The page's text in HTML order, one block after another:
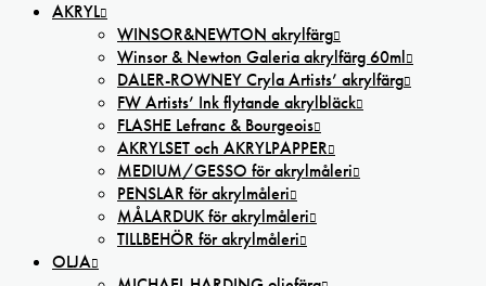
AKRYL
WINSOR&NEWTON akrylfärg
Winsor & Newton Galeria akrylfärg 60ml
DALER-ROWNEY Cryla Artists’ akrylfärg
FW Artists’ Ink flytande akrylbläck
FLASHE Lefranc & Bourgeois
AKRYLSET och AKRYLPAPPER
MEDIUM/GESSO för akrylmåleri
PENSLAR för akrylmåleri
MÅLARDUK för akrylmåleri
TILLBEHÖR för akrylmåleri
OLJA